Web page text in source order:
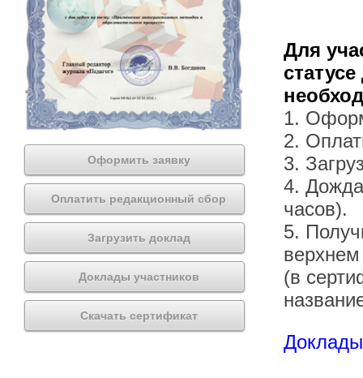
Оформить заявку
Оплатить редакционный сбор
Загрузить доклад
Доклады участников
Скачать сертификат
Для
1.
2.
3.
4.
часов).
5.
(в